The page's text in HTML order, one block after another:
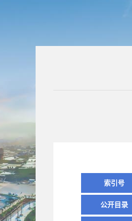
索引号
公开目录